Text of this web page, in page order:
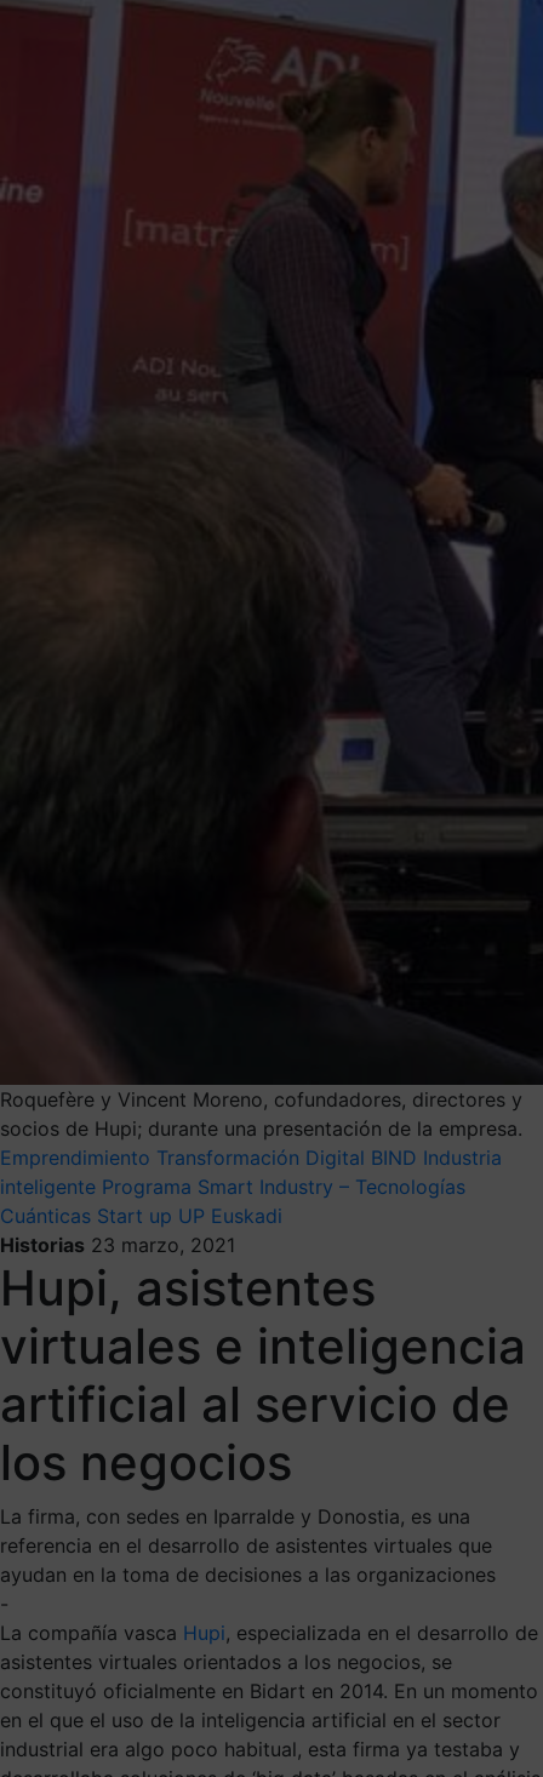
Roquefère y Vincent Moreno, cofundadores, directores y
socios de Hupi; durante una presentación de la empresa.
Emprendimiento Transformación Digital BIND Industria
inteligente Programa Smart Industry – Tecnologías
Cuánticas Start up UP Euskadi
Historias 23 marzo, 2021
Hupi, asistentes
virtuales e inteligencia
artificial al servicio de
los negocios
La firma, con sedes en Iparralde y Donostia, es una
referencia en el desarrollo de asistentes virtuales que
ayudan en la toma de decisiones a las organizaciones
-
La compañía vasca Hupi, especializada en el desarrollo de
asistentes virtuales orientados a los negocios, se
constituyó oficialmente en Bidart en 2014. En un momento
en el que el uso de la inteligencia artificial en el sector
industrial era algo poco habitual, esta firma ya testaba y